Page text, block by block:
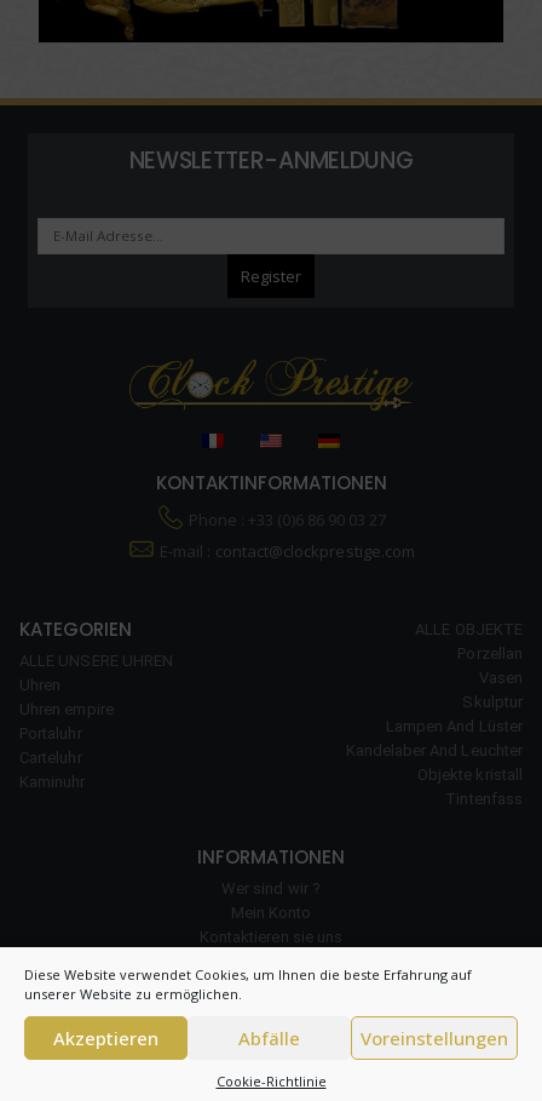
Diese Website verwendet Cookies, um Ihnen die beste Erfahrung auf
unserer Website zu ermöglichen.
Akzeptieren Abfälle Voreinstellungen
Cookie-Richtlinie
NEWSLETTER-ANMELDUNG
KONTAKTINFORMATIONEN
Phone : +33 (0)6 86 90 03 27
E-mail : contact@clockprestige.com
KATEGORIEN
ALLE UNSERE UHREN
Uhren
Uhren empire
Portaluhr
Carteluhr
Kaminuhr
ALLE OBJEKTE
Porzellan
Vasen
Skulptur
Lampen And Lüster
Kandelaber And Leuchter
Objekte kristall
Tintenfass
INFORMATIONEN
Wer sind wir ?
Mein Konto
Kontaktieren sie uns
Cookie-Richtlinie
Bedingungen